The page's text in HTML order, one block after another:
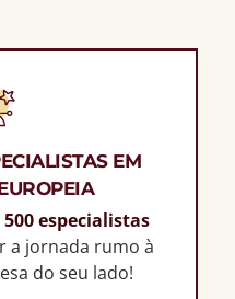
EM
especialistas
a jornada rumo à
do seu lado!